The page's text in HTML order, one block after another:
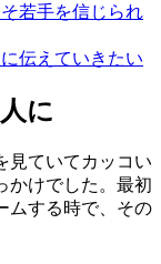
若手を信じられ
伝えていきたい
に
見ていてカッコい
かけでした。最初
ムする時で、その